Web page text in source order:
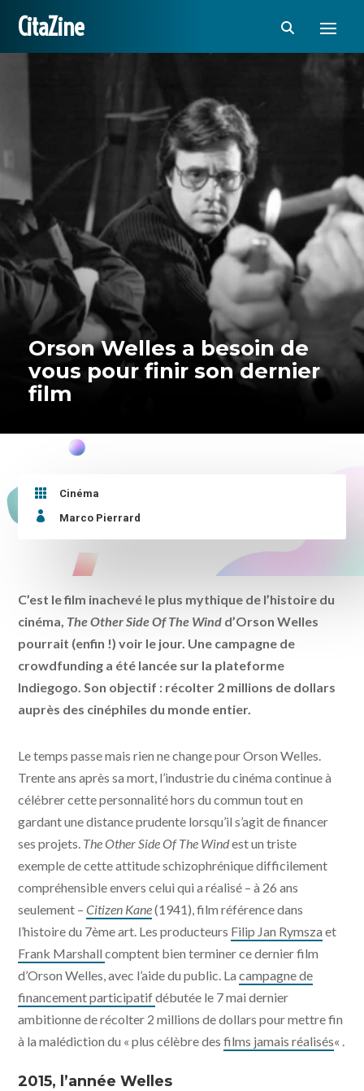
CitaZine
Orson Welles a besoin de
vous pour finir son dernier
film
 Cinéma
 Marco Pierrard
C’est le film inachevé le plus mythique de l’histoire du
cinéma, The Other Side Of The Wind d’Orson Welles
pourrait (enfin !) voir le jour. Une campagne de
crowdfunding a été lancée sur la plateforme
Indiegogo. Son objectif : récolter 2 millions de dollars
auprès des cinéphiles du monde entier.
Le temps passe mais rien ne change pour Orson Welles.
Trente ans après sa mort, l’industrie du cinéma continue à
célébrer cette personnalité hors du commun tout en
gardant une distance prudente lorsqu’il s’agit de financer
ses projets. The Other Side Of The Windest un triste
exemple de cette attitude schizophrénique difficilement
compréhensible envers celui qui a réalisé – à 26 ans
seulement –Citizen Kane(1941), film référence dans
l’histoire du 7ème art. Les producteurs Filip Jan Rymsza et
Frank Marshallcomptent bien terminer ce dernier film
d’Orson Welles, avec l’aide du public. Lacampagne de
financement participatifdébutée le 7 mai dernier
ambitionne de récolter 2 millions de dollars pour mettre fin
à la malédiction du « plus célèbre desfilms jamais réalisés« .
2015, l’année Welles